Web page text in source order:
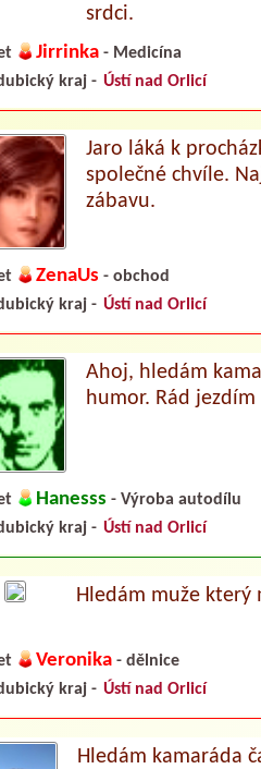
srdci.
Jirrinka - Medicína
kraj - Ústí nad Orlicí
Jaro láká k
společné chvíle.
zábavu.
ZenaUs - obchod
kraj - Ústí nad Orlicí
Ahoj, hledám
humor. Rád jezdím
Hanesss - Výroba autodílu
kraj - Ústí nad Orlicí
Hledám muže
Veronika - dělnice
kraj - Ústí nad Orlicí
Hledám kamaráda